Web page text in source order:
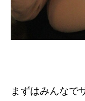
まずはみんなで